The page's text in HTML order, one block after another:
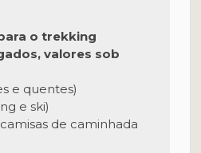
o trekking
valores sob
e quentes)
e ski)
de caminhada